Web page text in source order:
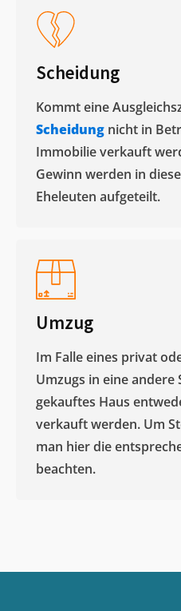
Scheidung
Kommt eine
Scheidung nicht in
Immobilie verkauft
Gewinn werden in
Eheleuten aufgeteilt.​
Umzug
Im Falle eines privat
Umzugs in eine
gekauftes Haus
verkauft werden. Um
man hier die
beachten.